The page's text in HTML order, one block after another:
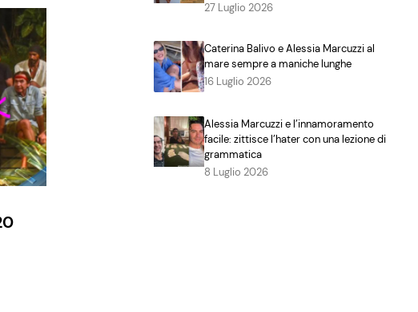
27 Luglio 2026
Caterina Balivo e Alessia Marcuzzi al
mare sempre a maniche lunghe
16 Luglio 2026
Alessia Marcuzzi e l’innamoramento
facile: zittisce l’hater con una lezione di
grammatica
8 Luglio 2026